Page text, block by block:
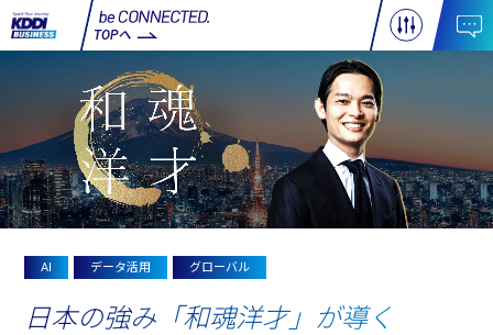
TOPへ
AI データ活用 グローバル
日本の強み「和魂洋才」が導く